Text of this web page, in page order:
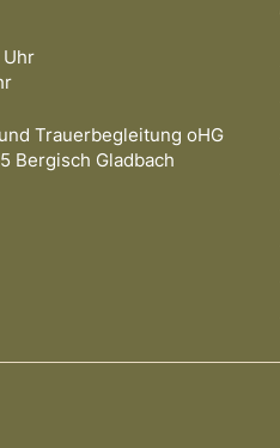
Uhr
Trauerbegleitung oHG
Bergisch Gladbach